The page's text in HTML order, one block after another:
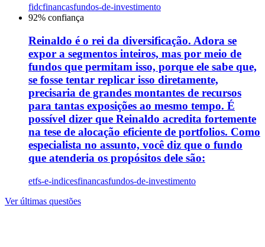
fidcfinancasfundos-de-investimento
92% confiança
Reinaldo é o rei da diversificação. Adora se
expor a segmentos inteiros, mas por meio de
fundos que permitam isso, porque ele sabe que,
se fosse tentar replicar isso diretamente,
precisaria de grandes montantes de recursos
para tantas exposições ao mesmo tempo. É
possível dizer que Reinaldo acredita fortemente
na tese de alocação eficiente de portfolios. Como
especialista no assunto, você diz que o fundo
que atenderia os propósitos dele são:
etfs-e-indicesfinancasfundos-de-investimento
Ver últimas questões